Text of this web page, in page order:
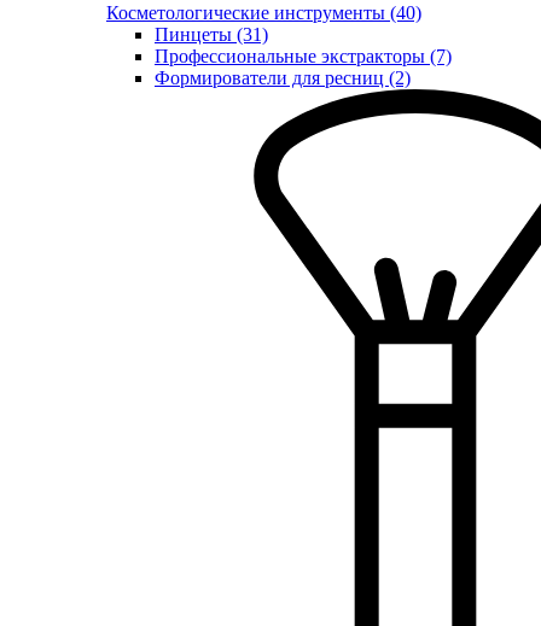
Косметологические инструменты (40)
Пинцеты (31)
Профессиональные экстракторы (7)
Формирователи для ресниц (2)